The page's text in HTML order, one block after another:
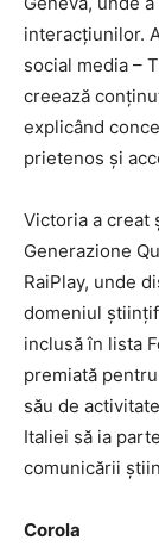
interacțiunilor.
social media –
creează
explicând
prietenos și
Victoria a creat
Generazione
RaiPlay, unde
domeniul
inclusă în lista
premiată
său de
Italiei să ia
comunicării
Corola